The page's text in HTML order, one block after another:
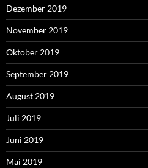
Dezember 2019
November 2019
Oktober 2019
September 2019
August 2019
Juli 2019
Juni 2019
Mai 2019